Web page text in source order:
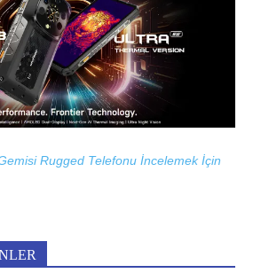
Rugged Telefonu İncelemek İçin